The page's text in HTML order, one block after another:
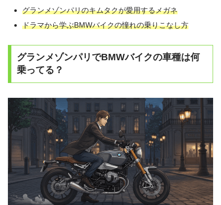
グランメゾンパリのキムタクが愛用するメガネ
ドラマから学ぶBMWバイクの憧れの乗りこなし方
グランメゾンパリでBMWバイクの車種は何
乗ってる？